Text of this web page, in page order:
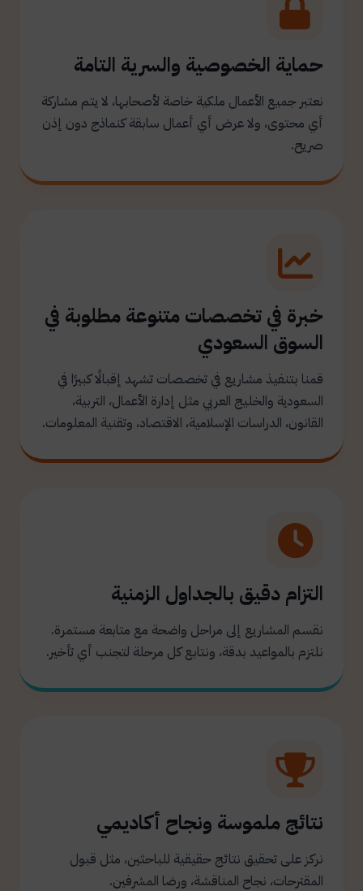
حماية الخصوصية والسرية التامة
نعتبر جميع الأعمال ملكية خاصة لأصحابها، لا يتم مشاركة
أي محتوى، ولا عرض أي أعمال سابقة كنماذج دون إذن
صريح.
خبرة في تخصصات متنوعة مطلوبة في
السوق السعودي
قمنا بتنفيذ مشاريع في تخصصات تشهد إقبالًا كبيرًا في
السعودية والخليج العربي مثل إدارة الأعمال، التربية،
القانون، الدراسات الإسلامية، الاقتصاد، وتقنية المعلومات.
التزام دقيق بالجداول الزمنية
نقسم المشاريع إلى مراحل واضحة مع متابعة مستمرة.
نلتزم بالمواعيد بدقة، ونتابع كل مرحلة لتجنب أي تأخير.
نتائج ملموسة ونجاح أكاديمي
نركز على تحقيق نتائج حقيقية للباحثين، مثل قبول
المقترحات، نجاح المناقشة، ورضا المشرفين.